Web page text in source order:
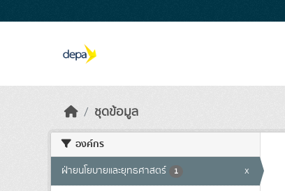
ชุดข้อมูล
องค์กร
ฝ่ายนโยบายและยุทธศาสตร์ 1 x